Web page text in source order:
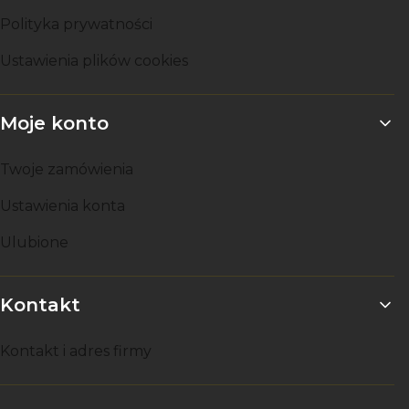
Polityka prywatności
Ustawienia plików cookies
Moje konto
Twoje zamówienia
Ustawienia konta
Ulubione
Kontakt
Kontakt i adres firmy